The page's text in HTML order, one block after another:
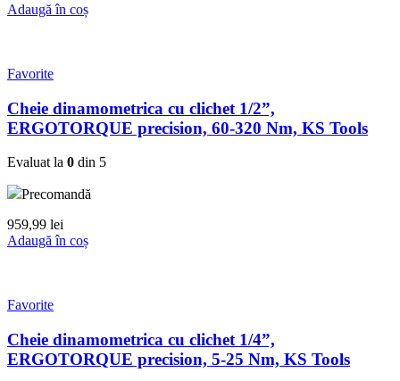
Adaugă în coș
Favorite
Cheie dinamometrica cu clichet 1/2”,
ERGOTORQUE precision, 60-320 Nm, KS Tools
Evaluat la 0 din 5
Precomandă
959,99 lei
Adaugă în coș
Favorite
Cheie dinamometrica cu clichet 1/4”,
ERGOTORQUE precision, 5-25 Nm, KS Tools